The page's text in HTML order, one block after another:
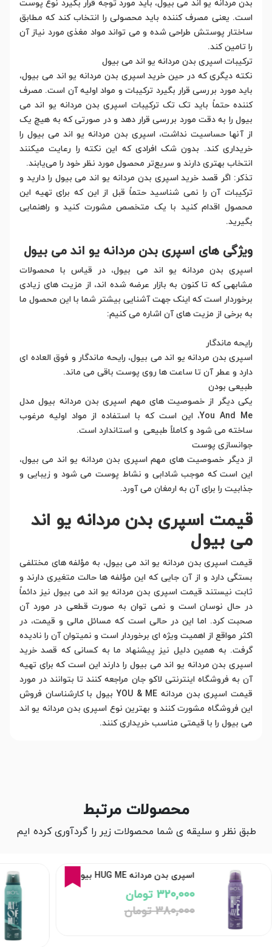
بدن مردانه یو اند می بیول، باید مورد توجه قرار بگیرد نوع پوست
است. یعنی مصرف کننده باید محصولی را انتخاب کند که مطابق
ساختار پوستش طراحی شده و می تواند مواد مغذی مورد نیاز آن
را تامین کند.
ترکیبات اسپری بدن مردانه یو اند می بیول
نکته دیگری که در حین خرید اسپری بدن مردانه یو اند می بیول،
باید مورد بررسی قرار بگیرد ترکیبات و مواد اولیه آن است. مصرف
کننده حتماً باید تک تک ترکیبات اسپری بدن مردانه یو اند می
بیول را به دقت مورد بررسی قرار دهد و در صورتی که به هیچ یک
از آنها حساسیت نداشت، اسپری بدن مردانه یو اند می بیول را
خریداری کند. بدون شک افرادی که این نکته را رعایت میکنند
انتخاب بهتری دارند و سریع‌تر محصول مورد نظر خود را می‌یابند.
تذکر: اگر قصد خرید اسپری بدن مردانه یو اند می بیول را دارید و
ترکیبات آن را نمی شناسید حتماً قبل از این که برای تهیه این
محصول اقدام کنید با یک متخصص مشورت کنید و راهنمایی
بگیرید.
ویژگی های اسپری بدن مردانه یو اند می بیول
اسپری بدن مردانه یو اند می بیول، در قیاس با محصولات
مشابهی که تا کنون به بازار عرضه شده اند، از مزیت های زیادی
برخوردار است که اینک جهت آشنایی بیشتر شما با این محصول ما
به برخی از مزیت های آن اشاره می کنیم:
رایحه ماندگار
اسپری بدن مردانه یو اند می بیول، رایحه ماندگار و فوق العاده ای
دارد و عطر آن تا ساعت ها روی پوست باقی می ماند.
طبیعی بودن
یکی دیگر از خصوصیت های مهم اسپری بدن مردانه بیول مدل
You And Me، این است که با استفاده از مواد اولیه مرغوب
ساخته می شود و کاملاً طبیعی و استاندارد است.
جوانسازی پوست
از دیگر خصوصیت های مهم اسپری بدن مردانه یو اند می بیول،
این است که موجب شادابی و نشاط پوست می شود و زیبایی و
جذابیت را برای آن به ارمغان می آورد.
قیمت اسپری بدن مردانه یو اند
می بیول
قیمت اسپری بدن مردانه یو اند می بیول، به مؤلفه های مختلفی
بستگی دارد و از آن جایی که این مؤلفه ها حالت متغیری دارند و
ثابت نیستند قیمت اسپری بدن مردانه یو اند می بیول نیز دائماً
در حال نوسان است و نمی توان به صورت قطعی در مورد آن
صحبت کرد. اما این در حالی است که مسائل مالی و قیمت، در
اکثر مواقع از اهمیت ویژه ای برخوردار است و نمیتوان آن را نادیده
گرفت. به همین دلیل نیز پیشنهاد ما به کسانی که قصد خرید
اسپری بدن مردانه یو اند می بیول را دارند این است که برای تهیه
آن به فروشگاه اینترنتی لاکو جان مراجعه کنند تا بتوانند در مورد
قیمت اسپری بدن مردانه YOU & ME بیول با کارشناسان فروش
این فروشگاه مشورت کنند و بهترین نوع اسپری بدن مردانه یو اند
می بیول را با قیمتی مناسب خریداری کنند.
محصولات مرتبط
طبق نظر و سلیقه ی شما محصولات زیر را گردآوری کرده ایم
اسپری بدن مردانه HUG ME بیول
320,000 تومان
380,000 تومان